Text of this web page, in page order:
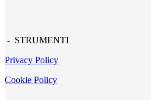
- STRUMENTI
Privacy Policy
Cookie Policy